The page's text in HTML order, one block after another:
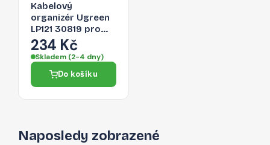
Kabelový
organizér Ugreen
LP121 30819 pro
kabely - černá
234 Kč
Skladem (2-4 dny)
Do košíku
Naposledy zobrazené